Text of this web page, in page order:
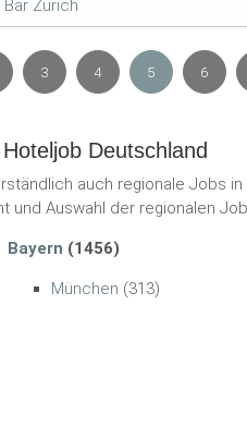
Zürich
3 4 5 6
Deutschland
auch regionale Jobs
und Auswahl der regionalen
Bayern (1456)
München (313)